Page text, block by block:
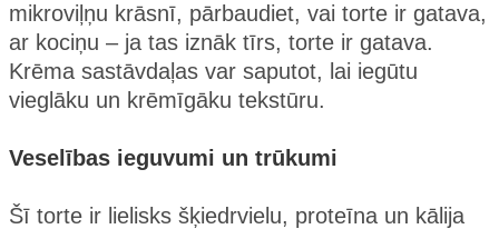
mikroviļņu krāsnī, pārbaudiet, vai torte ir gatava,
ar kociņu – ja tas iznāk tīrs, torte ir gatava.
Krēma sastāvdaļas var saputot, lai iegūtu
vieglāku un krēmīgāku tekstūru.
Veselības ieguvumi un trūkumi
Šī torte ir lielisks šķiedrvielu, proteīna un kālija